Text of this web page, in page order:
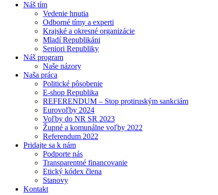
Náš tím
Vedenie hnutia
Odborné tímy a experti
Krajské a okresné organizácie
Mladí Republikáni
Seniori Republiky
Náš program
Naše názory
Naša práca
Politické pôsobenie
E-shop Republika
REFERENDUM – Stop protiruským sankciám
Eurovoľby 2024
Voľby do NR SR 2023
Župné a komunálne voľby 2022
Referendum 2022
Pridajte sa k nám
Podporte nás
Transparentné financovanie
Etický kódex člena
Stanovy
Kontakt